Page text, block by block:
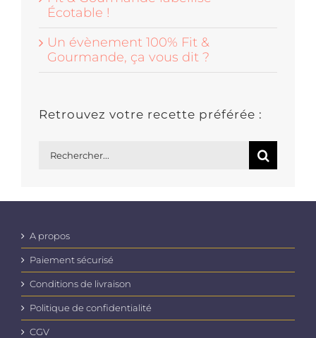
Écotable !
Un évènement 100% Fit &
Gourmande, ça vous dit ?
Retrouvez votre recette préférée :
A propos
Paiement sécurisé
Conditions de livraison
Politique de confidentialité
CGV